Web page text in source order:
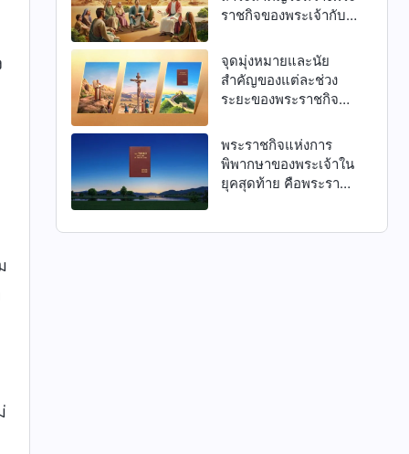
ราชกิจของพระเจ้ากับ
จุดมุ่งหมายและนัย
สำคัญของแต่ละช่วง
ระยะของพระราชกิจ
ระยะ
พระราชกิจแห่งการ
พิพากษาของพระเจ้าใน
ยุคสุดท้าย คือพระราช